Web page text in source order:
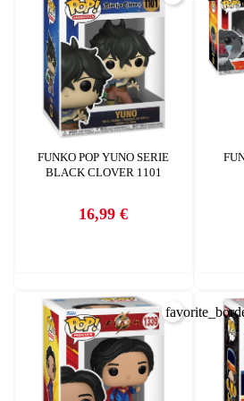
FUNKO POP YUNO SERIE
BLACK CLOVER 1101
Precio
16,99 €
CREAR LISTA